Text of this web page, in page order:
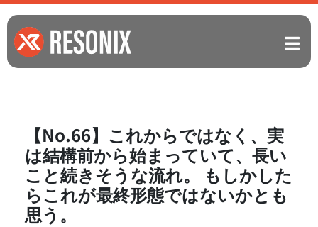
【No.66】これからではなく、実
は結構前から始まっていて、長い
こと続きそうな流れ。 もしかした
らこれが最終形態ではないかとも
思う。